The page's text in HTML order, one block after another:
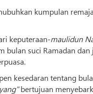
kumpulan
keputeraan-maulidun
suci Ramadan dan
kesedaran tentang
bertujuan